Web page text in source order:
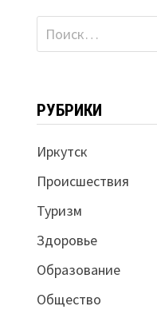
Найти:
РУБРИКИ
Иркутск
Происшествия
Туризм
Здоровье
Образование
Общество